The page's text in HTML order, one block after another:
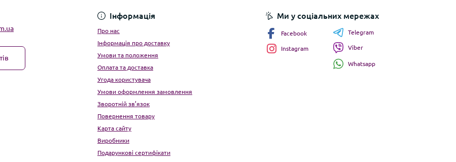
Інформація
Про нас
Інформація про доставку
Умови та положення
Оплата та доставка
Угода користувача
Умови оформлення замовлення
Зворотній зв’язок
Повернення товару
Карта сайту
Виробники
Подарункові сертифікати
Ми у соціальних мережах
Facebook
Instagram
Telegram
Viber
Whatsapp